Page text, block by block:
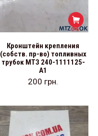
Кронштейн крепления
(собств. пр-во) топливных
трубок МТЗ 240-1111125-
А1
200 грн.